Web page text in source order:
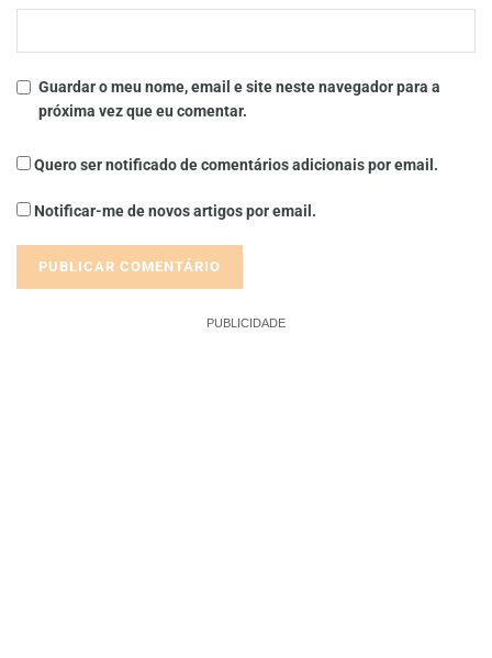
Guardar o meu nome, email e site neste navegador para a
próxima vez que eu comentar.
Quero ser notificado de comentários adicionais por email.
Notificar-me de novos artigos por email.
PUBLICIDADE